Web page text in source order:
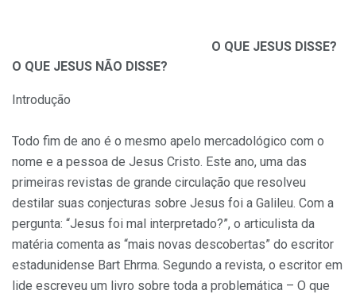
O QUE JESUS DISSE?
O QUE JESUS NÃO DISSE?
Introdução
Todo fim de ano é o mesmo apelo mercadológico com o
nome e a pessoa de Jesus Cristo. Este ano, uma das
primeiras revistas de grande circulação que resolveu
destilar suas conjecturas sobre Jesus foi a Galileu. Com a
pergunta: “Jesus foi mal interpretado?”, o articulista da
matéria comenta as “mais novas descobertas” do escritor
estadunidense Bart Ehrma. Segundo a revista, o escritor em
lide escreveu um livro sobre toda a problemática – O que